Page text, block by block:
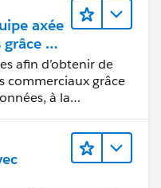
axée
grâce à
afin d’obtenir de
commerciaux grâce
à la
données, aux récits
et à la